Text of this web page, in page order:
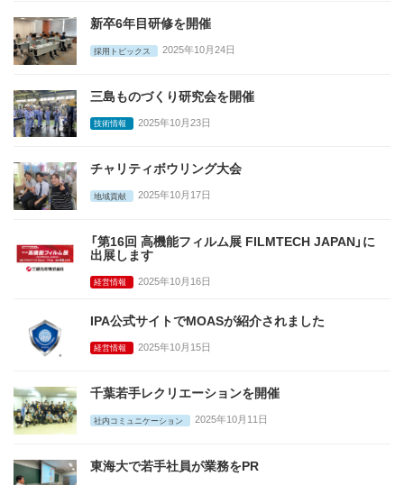
新卒6年目研修を開催
採用トピックス 2025年10月24日
三島ものづくり研究会を開催
技術情報 2025年10月23日
チャリティボウリング大会
地域貢献 2025年10月17日
「第16回 高機能フィルム展 FILMTECH JAPAN」に
出展します
経営情報 2025年10月16日
IPA公式サイトでMOASが紹介されました
経営情報 2025年10月15日
千葉若手レクリエーションを開催
社内コミュニケーション 2025年10月11日
東海大で若手社員が業務をPR